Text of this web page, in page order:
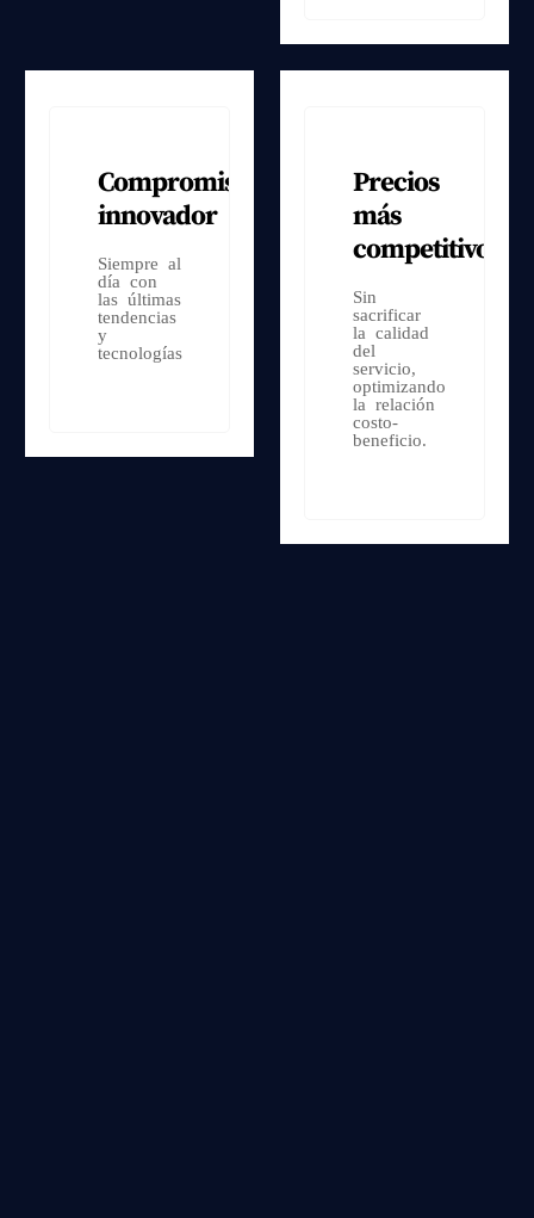
Compromiso
innovador
Siempre al
día con
las últimas
tendencias
y
tecnologías
Precios
más
competitivos
Sin
sacrificar
la calidad
del
servicio,
optimizando
la relación
costo-
beneficio.